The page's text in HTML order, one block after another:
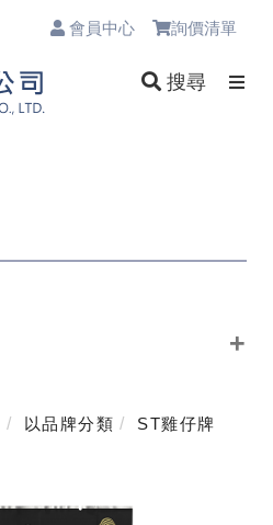
會員中心 詢價清單
搜尋
以品牌分類 ST雞仔牌